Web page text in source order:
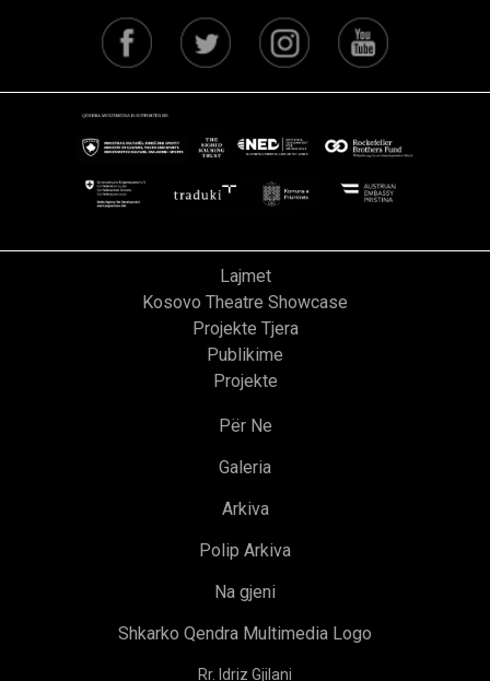
Lajmet
Kosovo Theatre Showcase
Projekte Tjera
Publikime
Projekte
Për Ne
Galeria
Arkiva
Polip Arkiva
Na gjeni
Shkarko Qendra Multimedia Logo
Rr. Idriz Gjilani